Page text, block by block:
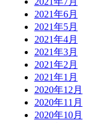
2021年6月
2021年5月
2021年4月
2021年3月
2021年2月
2021年1月
2020年12月
2020年11月
2020年10月